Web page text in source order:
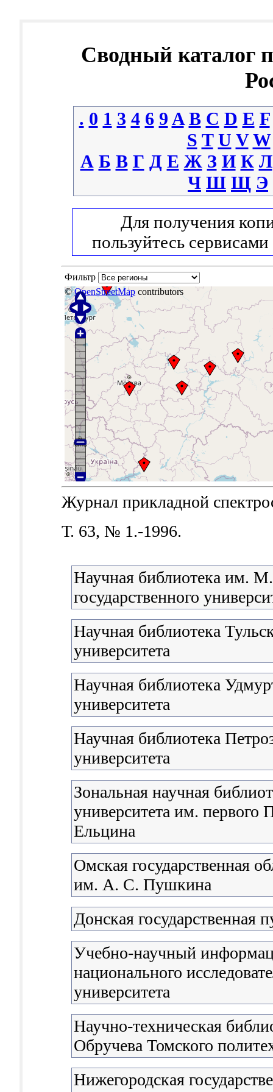
Сводный каталог
. 0 1 3 4 6 9 A B C D E F
S T U V W
А Б В Г Д Е Ж З И К Л
Ч Ш Щ Э
Для получения
пользуйтесь сервисами
Фильтр
©OpenStreetMap contributors
Журнал прикладной
Т. 63, № 1.-1996.
Научная библиотека им.
государственного
Научная библиотека
университета
Научная библиотека
университета
Научная библиотека
университета
Зональная научная
университета им. первого
Ельцина
Омская государственная
им. А. С. Пушкина
Донская государственная
Учебно-научный
национального
университета
Научно-техническая
Обручева Томского
Нижегородская